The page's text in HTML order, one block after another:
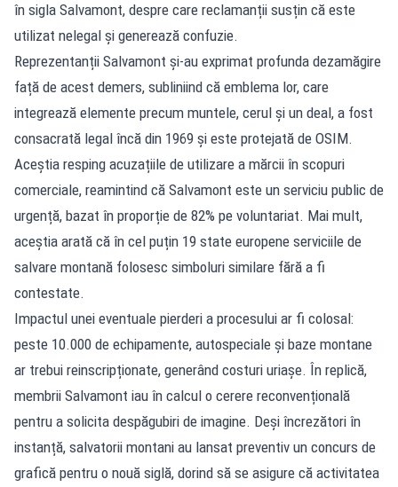
în sigla Salvamont, despre care reclamanții susțin că este
utilizat nelegal și generează confuzie.
Reprezentanții Salvamont și-au exprimat profunda dezamăgire
față de acest demers, subliniind că emblema lor, care
integrează elemente precum muntele, cerul și un deal, a fost
consacrată legal încă din 1969 și este protejată de OSIM.
Aceștia resping acuzațiile de utilizare a mărcii în scopuri
comerciale, reamintind că Salvamont este un serviciu public de
urgență, bazat în proporție de 82% pe voluntariat. Mai mult,
aceștia arată că în cel puțin 19 state europene serviciile de
salvare montană folosesc simboluri similare fără a fi
contestate.
Impactul unei eventuale pierderi a procesului ar fi colosal:
peste 10.000 de echipamente, autospeciale și baze montane
ar trebui reinscripționate, generând costuri uriașe. În replică,
membrii Salvamont iau în calcul o cerere reconvențională
pentru a solicita despăgubiri de imagine. Deși încrezători în
instanță, salvatorii montani au lansat preventiv un concurs de
grafică pentru o nouă siglă, dorind să se asigure că activitatea